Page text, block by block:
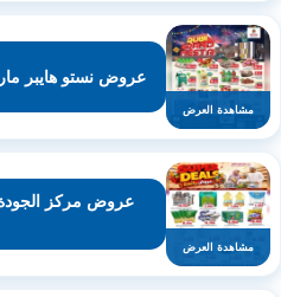
مشاهدة العرض
عروض نستو هايبر ماركت
مشاهدة العرض